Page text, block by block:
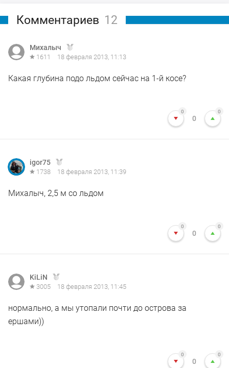
Комментариев 12
Михалыч
1611 18 февраля 2013, 11:13
Какая глубина подо льдом сейчас на 1-й косе?
0
0
0
igor75
1738 18 февраля 2013, 11:39
Михалыч, 2,5 м со льдом
0
0
0
KiLiN
3005 18 февраля 2013, 11:45
нормально, а мы утопали почти до острова за
ершами))
0
0
0